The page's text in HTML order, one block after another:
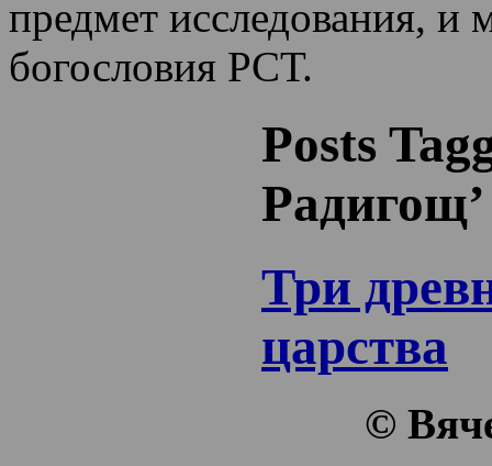
предмет исследования, и
богословия РСТ.
Posts
Радигощ’
Три
царства
©